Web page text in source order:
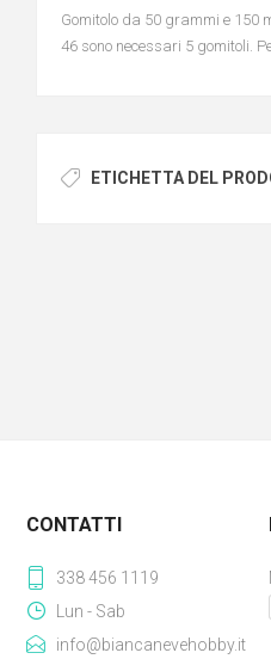
Gomitolo da 50 grammi e 150
46 sono necessari 5 gomitoli.
ETICHETTA DEL
CONTATTI
338 456 1119
Lun - Sab
info@biancanevehobby.it